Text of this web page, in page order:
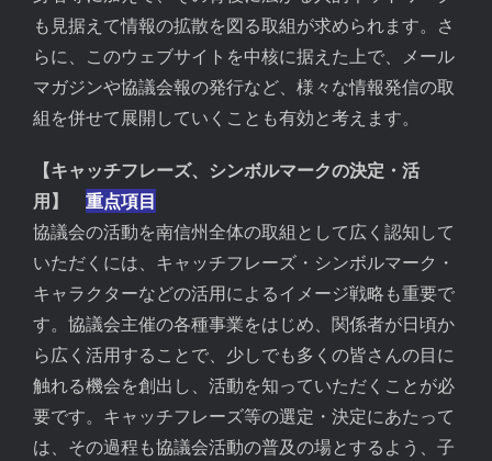
も見据えて情報の拡散を図る取組が求められます。さ
らに、このウェブサイトを中核に据えた上で、メール
マガジンや協議会報の発行など、様々な情報発信の取
組を併せて展開していくことも有効と考えます。
【キャッチフレーズ、シンボルマークの決定・活
用】 重点項目
協議会の活動を南信州全体の取組として広く認知して
いただくには、キャッチフレーズ・シンボルマーク・
キャラクターなどの活用によるイメージ戦略も重要で
す。協議会主催の各種事業をはじめ、関係者が日頃か
ら広く活用することで、少しでも多くの皆さんの目に
触れる機会を創出し、活動を知っていただくことが必
要です。キャッチフレーズ等の選定・決定にあたって
は、その過程も協議会活動の普及の場とするよう、子